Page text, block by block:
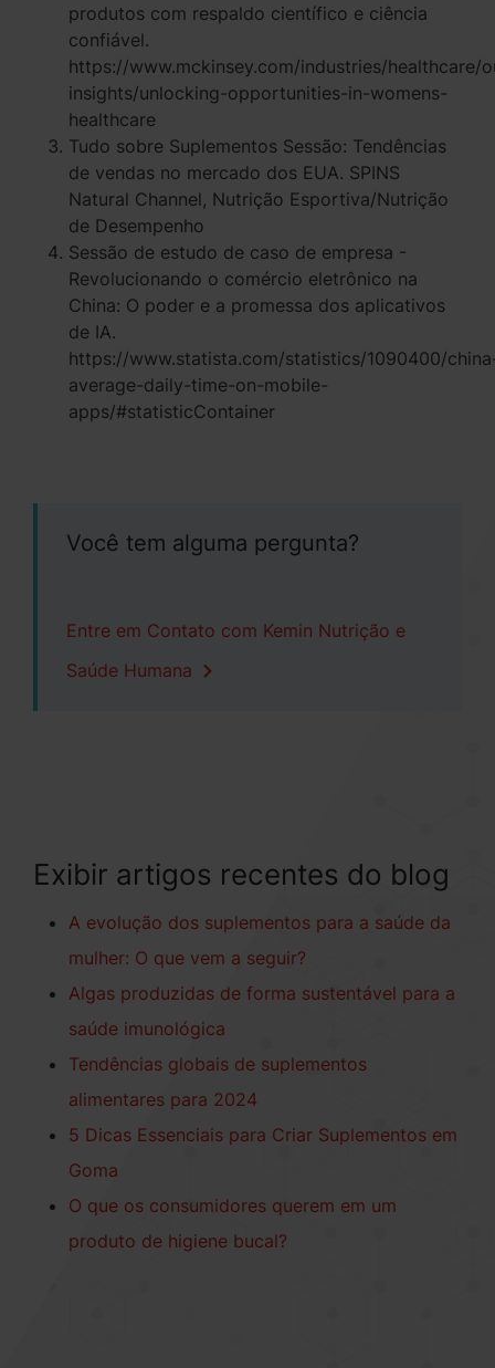
produtos com respaldo científico e ciência
confiável.
https://www.mckinsey.com/industries/healthcare/
insights/unlocking-opportunities-in-womens-
healthcare
Tudo sobre Suplementos Sessão: Tendências
de vendas no mercado dos EUA. SPINS
Natural Channel, Nutrição Esportiva/Nutrição
de Desempenho
Sessão de estudo de caso de empresa -
Revolucionando o comércio eletrônico na
China: O poder e a promessa dos aplicativos
de IA.
https://www.statista.com/statistics/1090400/
average-daily-time-on-mobile-
apps/#statisticContainer
Você tem alguma pergunta?
Entre em Contato com Kemin Nutrição e
Saúde Humana
Exibir artigos recentes do blog
A evolução dos suplementos para a saúde da
mulher: O que vem a seguir?
Algas produzidas de forma sustentável para a
saúde imunológica
Tendências globais de suplementos
alimentares para 2024
5 Dicas Essenciais para Criar Suplementos em
Goma
O que os consumidores querem em um
produto de higiene bucal?